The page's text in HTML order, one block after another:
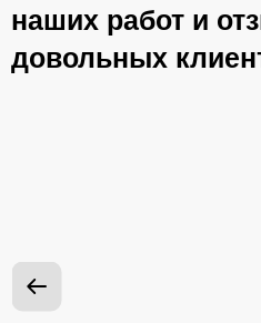
наших работ и
довольных